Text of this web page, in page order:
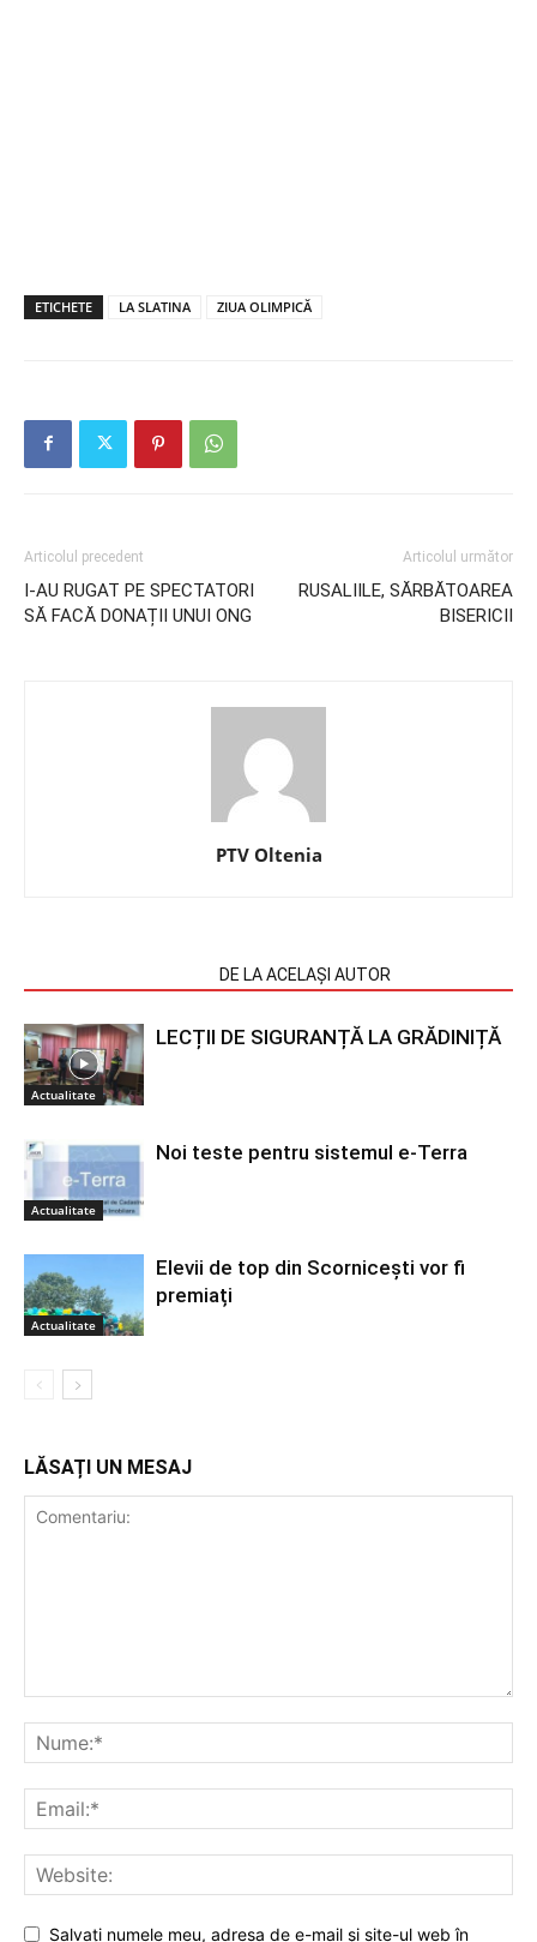
ETICHETE LA SLATINA ZIUA OLIMPICĂ
Articolul precedent
I-AU RUGAT PE SPECTATORI
SĂ FACĂ DONAȚII UNUI ONG
Articolul următor
RUSALIILE, SĂRBĂTOAREA
BISERICII
PTV Oltenia
DE LA ACELAȘI AUTOR
Actualitate
LECȚII DE SIGURANȚĂ LA GRĂDINIȚĂ
Actualitate
Noi teste pentru sistemul e-Terra
Actualitate
Elevii de top din Scornicești vor fi
premiați
LĂSAȚI UN MESAJ
Salvați numele meu, adresa de e-mail și site-ul web în